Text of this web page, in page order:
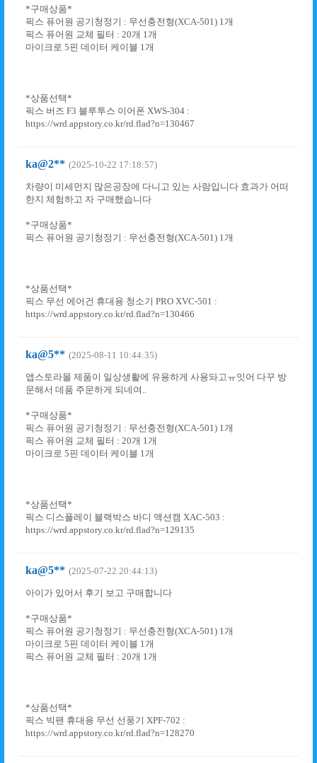
*구매상품*
픽스 퓨어원 공기청정기 : 무선충전형(XCA-501) 1개
픽스 퓨어원 교체 필터 : 20개 1개
마이크로 5핀 데이터 케이블 1개
*상품선택*
픽스 버즈 F3 블루투스 이어폰 XWS-304 :
https://wrd.appstory.co.kr/rd.flad?n=130467
ka@2** (2025-10-22 17:18:57)
차량이 미세먼지 많은공장에 다니고 있는 사람입니다 효과가 어떠
한지 체험하고 자 구매했습니다
*구매상품*
픽스 퓨어원 공기청정기 : 무선충전형(XCA-501) 1개
*상품선택*
픽스 무선 에어건 휴대용 청소기 PRO XVC-501 :
https://wrd.appstory.co.kr/rd.flad?n=130466
ka@5** (2025-08-11 10:44:35)
앱스토라몰 제품이 일상생활에 유용하게 사용돠고ㅠ잇어 다꾸 방
문해서 데품 주문하게 되네여..
*구매상품*
픽스 퓨어원 공기청정기 : 무선충전형(XCA-501) 1개
픽스 퓨어원 교체 필터 : 20개 1개
마이크로 5핀 데이터 케이블 1개
*상품선택*
픽스 디스플레이 블랙박스 바디 액션캠 XAC-503 :
https://wrd.appstory.co.kr/rd.flad?n=129135
ka@5** (2025-07-22 20:44:13)
아이가 있어서 후기 보고 구매합니다
*구매상품*
픽스 퓨어원 공기청정기 : 무선충전형(XCA-501) 1개
마이크로 5핀 데이터 케이블 1개
픽스 퓨어원 교체 필터 : 20개 1개
*상품선택*
픽스 빅팬 휴대용 무선 선풍기 XPF-702 :
https://wrd.appstory.co.kr/rd.flad?n=128270